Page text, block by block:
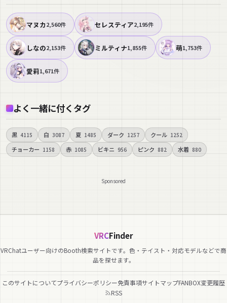
マヌカ2,560件 セレスティア2,195件
しなの2,153件 ミルティナ1,855件 萌1,753件
愛莉1,671件
よく一緒に付くタグ
黒 4115 白 3087 夏 1485 ダーク 1257 クール 1252
チョーカー 1158 赤 1085 ビキニ 956 ピンク 882 水着 880
Sponsored
VRCFinder
VRChatユーザー向けのBooth検索サイトです。色・テイスト・対応モデルなどで商
品を探せます。
このサイトについてプライバシーポリシー免責事項サイトマップFANBOX変更履歴
RSS